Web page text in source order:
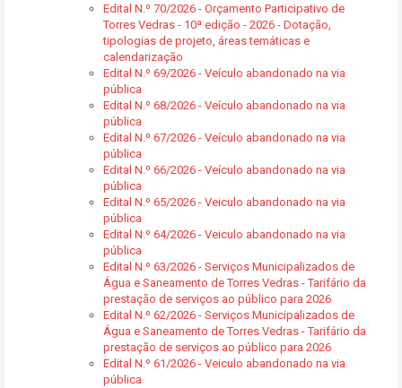
Edital N.º 70/2026 - Orçamento Participativo de
Torres Vedras - 10ª edição - 2026 - Dotação,
tipologias de projeto, áreas temáticas e
calendarização
Edital N.º 69/2026 - Veículo abandonado na via
pública
Edital N.º 68/2026 - Veículo abandonado na via
pública
Edital N.º 67/2026 - Veículo abandonado na via
pública
Edital N.º 66/2026 - Veículo abandonado na via
pública
Edital N.º 65/2026 - Veiculo abandonado na via
pública
Edital N.º 64/2026 - Veiculo abandonado na via
pública
Edital N.º 63/2026 - Serviços Municipalizados de
Água e Saneamento de Torres Vedras - Tarifário da
prestação de serviços ao público para 2026
Edital N.º 62/2026 - Serviços Municipalizados de
Água e Saneamento de Torres Vedras - Tarifário da
prestação de serviços ao público para 2026
Edital N.º 61/2026 - Veiculo abandonado na via
pública